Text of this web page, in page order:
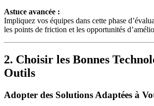
Astuce avancée :
Impliquez vos équipes dans cette phase
les points de friction et les opportunités
2. Choisir les Bonnes
Outils
Adopter des Solutions Adaptées à